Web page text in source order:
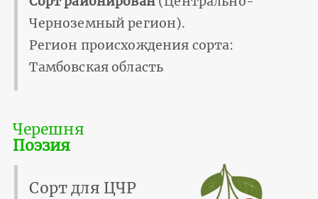
Черноземный регион).
Регион происхождения сорта:
Тамбовская область
Черешня
Поэзия
Сорт для ЦЧР